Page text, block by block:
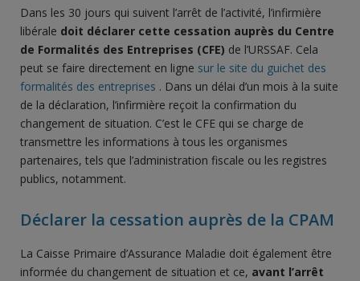
Dans les 30 jours qui suivent l’arrêt de l’activité, l’infirmière
libérale doit déclarer cette cessation auprès du Centre
de Formalités des Entreprises (CFE) de l’URSSAF. Cela
peut se faire directement en ligne sur le site du guichet des
formalités des entreprises . Dans un délai d’un mois à la suite
de la déclaration, l’infirmière reçoit la confirmation du
changement de situation. C’est le CFE qui se charge de
transmettre les informations à tous les organismes
partenaires, tels que l’administration fiscale ou les registres
publics, notamment.
Déclarer la cessation auprès de la CPAM
La Caisse Primaire d’Assurance Maladie doit également être
informée du changement de situation et ce, avant l’arrêt